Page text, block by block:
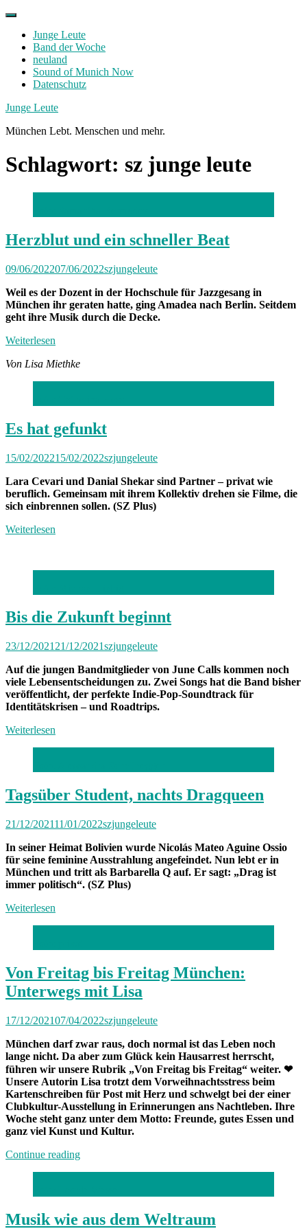
Skip
contentJunge Leute
Band der Woche
neuland
Sound of Munich Now
Datenschutz
Facebook
Twitter
Instagram
Junge Leute
München Lebt. Menschen und mehr.
Schlagwort: sz junge leute
Herzblut und ein schneller Beat
09/06/202207/06/2022szjungeleute
Weil es der Dozent in der Hochschule für Jazzgesang in
München ihr geraten hatte, ging Amadea nach Berlin. Seitdem
geht ihre Musik durch die Decke.
Weiterlesen
Von Lisa Miethke
Es hat gefunkt
15/02/202215/02/2022szjungeleute
Lara Cevari und Danial Shekar sind Partner – privat wie
beruflich. Gemeinsam mit ihrem Kollektiv drehen sie Filme, die
sich einbrennen sollen. (SZ Plus)
Weiterlesen
Bis die Zukunft beginnt
23/12/2021 21/12/2021szjungeleute
Auf die jungen Bandmitglieder von June Calls kommen noch
viele Lebensentscheidungen zu. Zwei Songs hat die Band bisher
veröffentlicht, der perfekte Indie-Pop-Soundtrack für
Identitätskrisen – und Roadtrips.
Weiterlesen
Tagsüber Student, nachts Dragqueen
21/12/202111/01/2022szjungeleute
In seiner Heimat Bolivien wurde Nicolás Mateo Aguine Ossio
für seine feminine Ausstrahlung angefeindet. Nun lebt er in
München und tritt als Barbarella Q auf. Er sagt: „Drag ist
immer politisch“. (SZ Plus)
Weiterlesen
Von Freitag bis Freitag München:
Unterwegs mit Lisa
17/12/202107/04/2022szjungeleute
München darf zwar raus, doch normal ist das Leben noch
lange nicht. Da aber zum Glück kein Hausarrest herrscht,
führen wir unsere Rubrik „Von Freitag bis Freitag“ weiter. ❤
Unsere Autorin Lisa trotzt dem Vorweihnachtsstress beim
Kartenschreiben für Post mit Herz und schwelgt bei der einer
Clubkultur-Ausstellung in Erinnerungen ans Nachtleben. Ihre
Woche steht ganz unter dem Motto: Freunde, gutes Essen und
ganz viel Kunst und Kultur.
Continue reading„Von
Unterwegs
mit
Musik wie aus dem Weltraum